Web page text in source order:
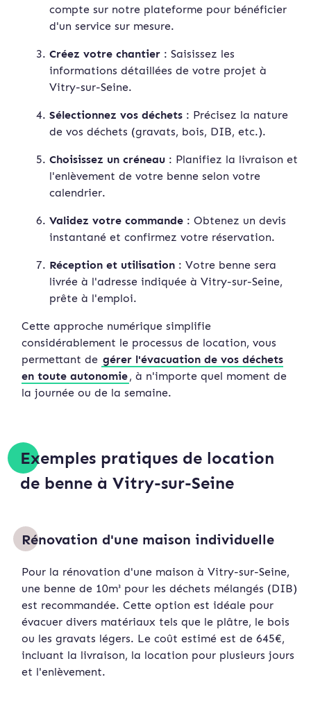
compte sur notre plateforme pour bénéficier
d'un service sur mesure.
Créez votre chantier : Saisissez les
informations détaillées de votre projet à
Vitry-sur-Seine.
Sélectionnez vos déchets : Précisez la nature
de vos déchets (gravats, bois, DIB, etc.).
Choisissez un créneau : Planifiez la livraison et
l'enlèvement de votre benne selon votre
calendrier.
Validez votre commande : Obtenez un devis
instantané et confirmez votre réservation.
Réception et utilisation : Votre benne sera
livrée à l'adresse indiquée à Vitry-sur-Seine,
prête à l'emploi.
Cette approche numérique simplifie
considérablement le processus de location, vous
permettant de gérer l'évacuation de vos déchets
en toute autonomie, à n'importe quel moment de
la journée ou de la semaine.
Exemples pratiques de location
de benne à Vitry-sur-Seine
Rénovation d'une maison individuelle
Pour la rénovation d'une maison à Vitry-sur-Seine,
une benne de 10m³ pour les déchets mélangés (DIB)
est recommandée. Cette option est idéale pour
évacuer divers matériaux tels que le plâtre, le bois
ou les gravats légers. Le coût estimé est de 645€,
incluant la livraison, la location pour plusieurs jours
et l'enlèvement.